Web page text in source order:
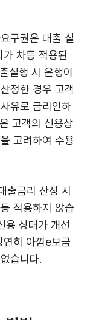
구권은 대출 실
차등 적용된
실행 시 은행이
정한 경우 고객
유로 금리인하
고객의 신용상
고려하여 수용
출금리 산정 시
적용하지 않습
용 상태가 개선
히 아낌e보금
습니다.